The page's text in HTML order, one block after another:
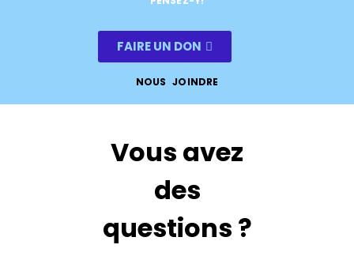
FAIRE UN DON
NOUS JOINDRE
Vous avez
des
questions ?